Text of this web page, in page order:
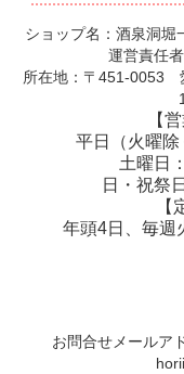
ショップ名：酒泉洞堀
運営責任
所在地：〒451-0053
【
平日（火曜
土曜日
日・祝祭
【
年頭4日、毎週
お問合せメールア